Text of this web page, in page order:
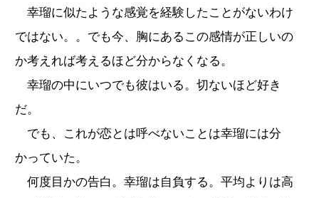
幸瑠に似たような感覚を経験したことがないわけ
ではない。。でも今、胸にあるこの感情が正しいの
か考えれば考えるほど分からなくなる。
幸瑠の中にいつでも彼はいる。切ないほど好き
だ。
でも、これが恋とは呼べないことは幸瑠には分
かっていた。
何度目かの告白。幸瑠は自負する。平均よりは高